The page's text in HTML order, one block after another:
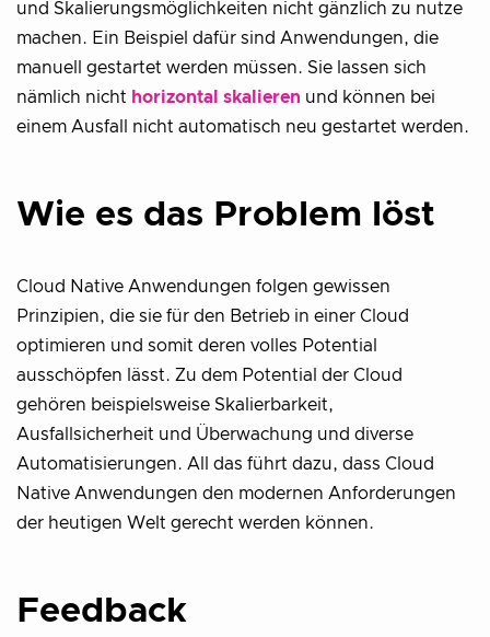
und Skalierungsmöglichkeiten nicht gänzlich zu nutze
machen. Ein Beispiel dafür sind Anwendungen, die
manuell gestartet werden müssen. Sie lassen sich
nämlich nicht horizontal skalieren und können bei
einem Ausfall nicht automatisch neu gestartet werden.
Wie es das Problem löst
Cloud Native Anwendungen folgen gewissen
Prinzipien, die sie für den Betrieb in einer Cloud
optimieren und somit deren volles Potential
ausschöpfen lässt. Zu dem Potential der Cloud
gehören beispielsweise Skalierbarkeit,
Ausfallsicherheit und Überwachung und diverse
Automatisierungen. All das führt dazu, dass Cloud
Native Anwendungen den modernen Anforderungen
der heutigen Welt gerecht werden können.
Feedback